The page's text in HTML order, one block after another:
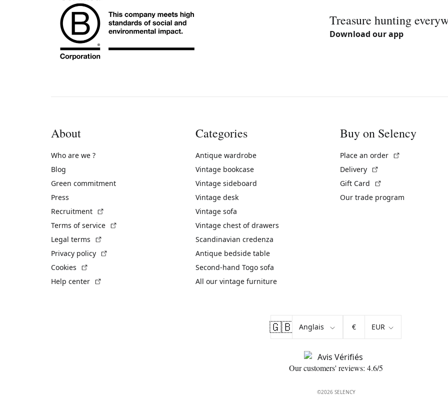
Treasure hunting
Download our app
About
Who are we ?
Blog
Green commitment
Press
Recruitment
Terms of service
Legal terms
Privacy policy
Cookies
Help center
Categories
Antique wardrobe
Vintage bookcase
Vintage sideboard
Vintage desk
Vintage sofa
Vintage chest of drawers
Scandinavian credenza
Antique bedside table
Second-hand Togo sofa
All our vintage furniture
Buy on Selency
Place an order
Delivery
Gift Card
Our trade program
🇬🇧 €
Our customers' reviews: 4.6/5
©2026 SELENCY